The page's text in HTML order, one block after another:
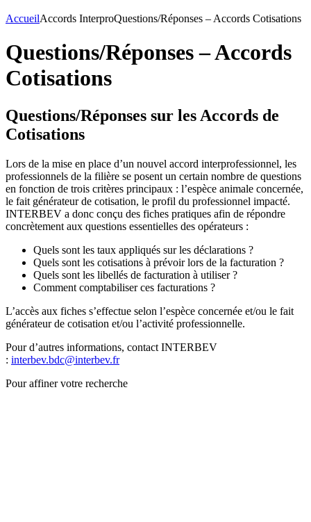
AccueilAccords InterproQuestions/Réponses – Accords Cotisations
Questions/Réponses – Accords
Cotisations
Questions/Réponses sur les Accords de
Cotisations
Lors de la mise en place d’un nouvel accord interprofessionnel, les
professionnels de la filière se posent un certain nombre de questions
en fonction de trois critères principaux : l’espèce animale concernée,
le fait générateur de cotisation, le profil du professionnel impacté.
INTERBEV a donc conçu des fiches pratiques afin de répondre
concrètement aux questions essentielles des opérateurs :
Quels sont les taux appliqués sur les déclarations ?
Quels sont les cotisations à prévoir lors de la facturation ?
Quels sont les libellés de facturation à utiliser ?
Comment comptabiliser ces facturations ?
L’accès aux fiches s’effectue selon l’espèce concernée et/ou le fait
générateur de cotisation et/ou l’activité professionnelle.
Pour d’autres informations, contact INTERBEV
: interbev.bdc@interbev.fr
Pour affiner votre recherche